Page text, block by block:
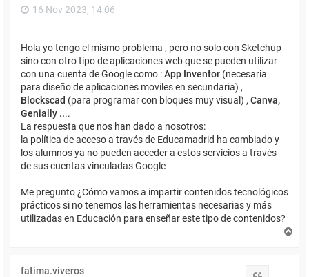
16 Nov 2023, 14:06
Hola yo tengo el mismo problema , pero no solo con Sketchup
sino con otro tipo de aplicaciones web que se pueden utilizar
con una cuenta de Google como :App Inventor (necesaria
para diseño de aplicaciones moviles en secundaria) ,
Blockscad (para programar con bloques muy visual) , Canva,
Genially ....
La respuesta que nos han dado a nosotros:
la política de acceso a través de Educamadrid ha cambiado y
los alumnos ya no pueden acceder a estos servicios a través
de sus cuentas vinculadas Google
Me pregunto ¿Cómo vamos a impartir contenidos tecnológicos
prácticos si no tenemos las herramientas necesarias y más
utilizadas en Educación para enseñar este tipo de contenidos?
fatima.viveros